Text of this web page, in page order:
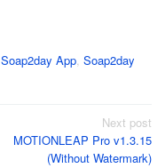
Soap2day App Soap2day
Next post
MOTIONLEAP Pro v1.3.15
(Without Watermark)